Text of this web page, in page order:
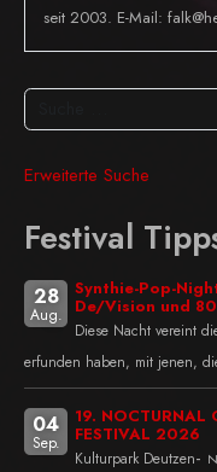
seit 2003. E-Mail:
Erweiterte Suche
Festival
28
Aug.
Synthie-Pop-
De/Vision und
Diese Nacht vereint
erfunden haben, mit jenen,
04
Sep.
19. NOCTURNAL
FESTIVAL 2026
Kulturpark Deutzen-